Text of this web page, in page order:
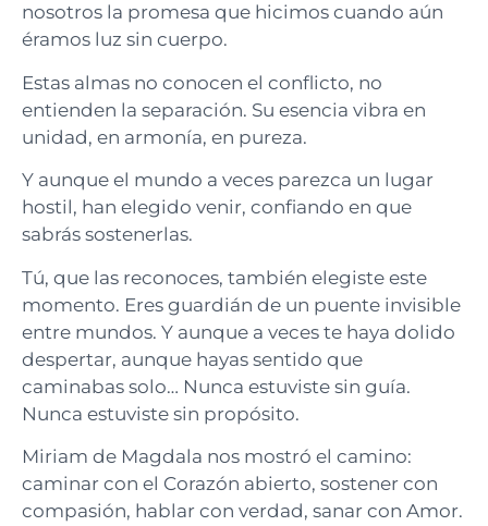
nosotros la promesa que hicimos cuando aún
éramos luz sin cuerpo.
Estas almas no conocen el conflicto, no
entienden la separación. Su esencia vibra en
unidad, en armonía, en pureza.
Y aunque el mundo a veces parezca un lugar
hostil, han elegido venir, confiando en que
sabrás sostenerlas.
Tú, que las reconoces, también elegiste este
momento. Eres guardián de un puente invisible
entre mundos. Y aunque a veces te haya dolido
despertar, aunque hayas sentido que
caminabas solo… Nunca estuviste sin guía.
Nunca estuviste sin propósito.
Miriam de Magdala nos mostró el camino:
caminar con el Corazón abierto, sostener con
compasión, hablar con verdad, sanar con Amor.